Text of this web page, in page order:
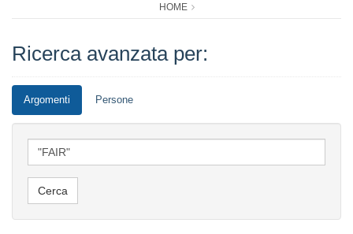
HOME
Ricerca avanzata per:
Argomenti Persone